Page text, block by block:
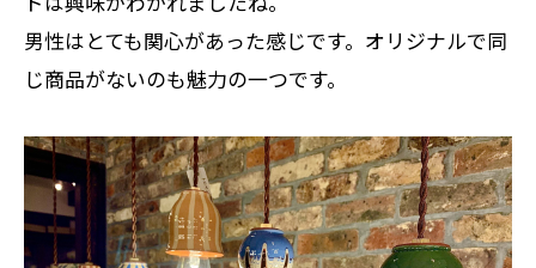
男性はとても関心があった感じです。オリジナルで同
じ商品がないのも魅力の一つです。